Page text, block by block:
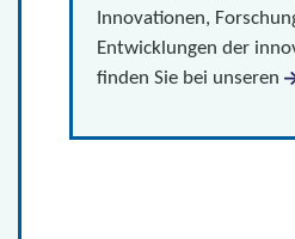
Innovationen,
Entwicklungen der
finden Sie bei unseren